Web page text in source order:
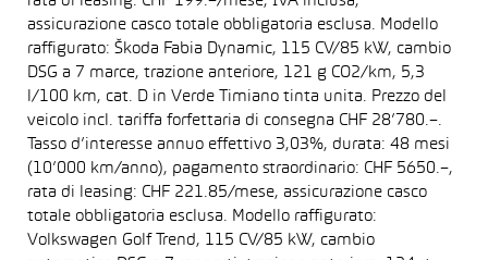
assicurazione casco totale obbligatoria esclusa. Modello
raffigurato: Škoda Fabia Dynamic, 115 CV/85 kW, cambio
DSG a 7 marce, trazione anteriore, 121 g CO2/km, 5,3
l/100 km, cat. D in Verde Timiano tinta unita. Prezzo del
veicolo incl. tariffa forfettaria di consegna CHF 28’780.–.
Tasso d’interesse annuo effettivo 3,03%, durata: 48 mesi
(10’000 km/anno), pagamento straordinario: CHF 5650.–,
rata di leasing: CHF 221.85/mese, assicurazione casco
totale obbligatoria esclusa. Modello raffigurato:
Volkswagen Golf Trend, 115 CV/85 kW, cambio